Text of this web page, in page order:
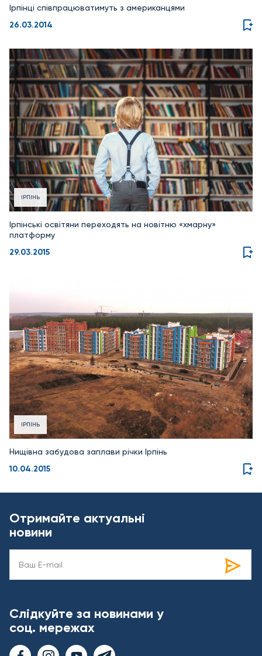
Ірпінці співпрацюватимуть з американцями
26.03.2014
ІРПІНЬ
Ірпінські освітяни переходять на новітню «хмарну»
платформу
29.03.2015
ІРПІНЬ
Нищівна забудова заплави річки Ірпінь
10.04.2015
Отримайте актуальні
новини
Слідкуйте за новинами у
соц. мережах